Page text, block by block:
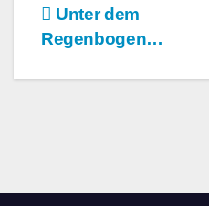
Unter dem
Regenbogen…